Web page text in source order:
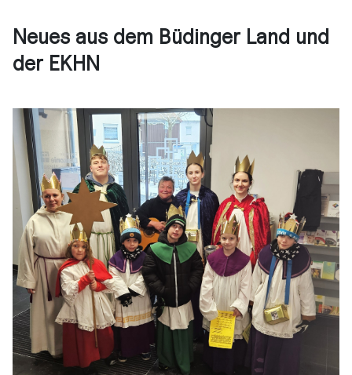
Neues aus dem Büdinger Land und
der EKHN